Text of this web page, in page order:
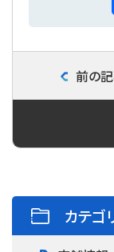
前の
カテゴ